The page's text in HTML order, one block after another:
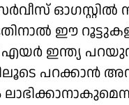
ഓഗസ്റ്റില്‍
ഈ
ഇന്ത്യ
പറക്കാന്‍